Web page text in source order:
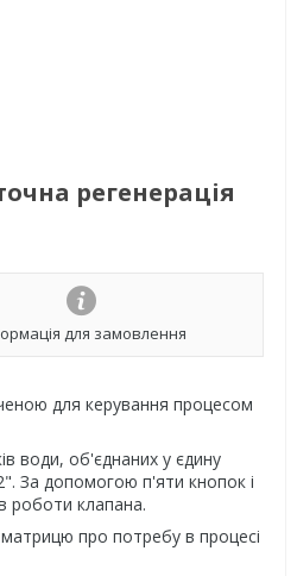
регенерація
для замовлення
для керування процесом
води, об'єднаних у єдину
За допомогою п'яти кнопок і
роботи клапана.
матрицю про потребу в процесі